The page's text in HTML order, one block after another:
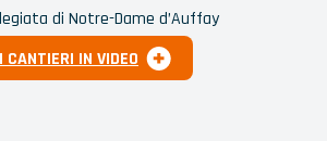
di Notre-Dame d’Auffay
IN VIDEO